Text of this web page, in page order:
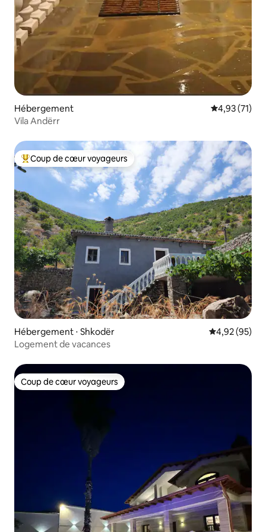
Hébergement Évaluation
4,93 (71)
Vila Andërr
Coups de cœur voyageurs les plus appréciés
Coup de cœur voyageurs
Hébergement ⋅ Shkodër Évaluation
4,92 (95)
Logement de vacances
Coup de cœur voyageurs
Coup de cœur voyageurs